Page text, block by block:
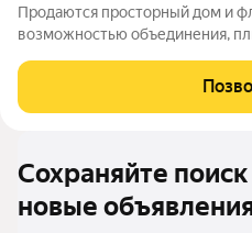
Продаются просторный дом и
возможностью объединения,
3,46 сотки в тихом районе с
шаговой доступности от ТРЦ
Сохраняйте
новые